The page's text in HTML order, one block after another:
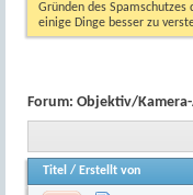
Gründen des
einige Dinge besser zu
Forum: Objektiv/
Titel / Erstellt von